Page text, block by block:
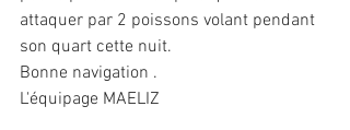
attaquer par 2 poissons volant pendant
son quart cette nuit.
Bonne navigation .
L'équipage MAELIZ